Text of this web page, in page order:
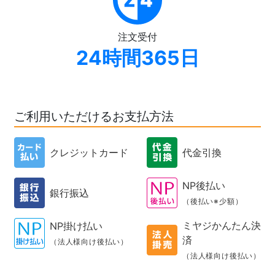
注文受付
24時間365日
ご利用いただけるお支払方法
クレジットカード 代金引換
銀行振込
NP後払い
（後払い※少額）
NP掛け払い
（法人様向け後払い）
ミヤジかんたん決
済
（法人様向け後払い）